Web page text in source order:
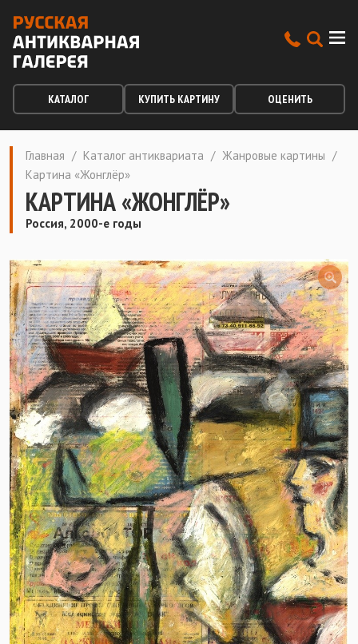
КАТАЛОГ КУПИТЬ КАРТИНУ ОЦЕНИТЬ
Главная / Каталог антиквариата / Жанровые картины /
Картина «Жонглёр»
КАРТИНА «ЖОНГЛЁР»
Россия, 2000-е годы